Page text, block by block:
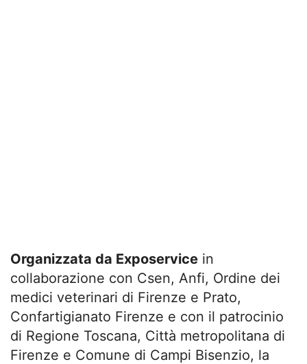
Organizzata da Exposervice in
collaborazione con Csen, Anfi, Ordine dei
medici veterinari di Firenze e Prato,
Confartigianato Firenze e con il patrocinio
di Regione Toscana, Città metropolitana di
Firenze e Comune di Campi Bisenzio, la